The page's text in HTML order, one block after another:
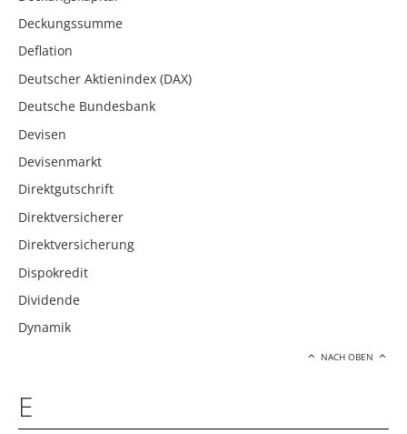
Deckungssumme
Deflation
Deutscher Aktienindex (DAX)
Deutsche Bundesbank
Devisen
Devisenmarkt
Direktgutschrift
Direktversicherer
Direktversicherung
Dispokredit
Dividende
Dynamik
NACH OBEN
E